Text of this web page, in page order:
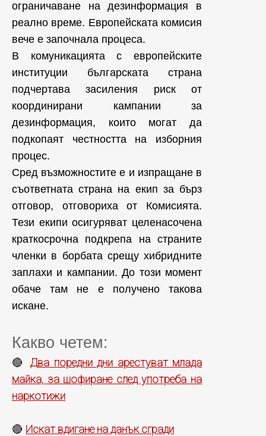
ограничаване на дезинформация в
реално време. Европейската комисия
вече е започнала процеса.
В комуникацията с европейските
институции българската страна
подчертава засиления риск от
координирани кампании за
дезинформация, които могат да
подкопаят честността на изборния
процес.
Сред възможностите е и изпращане в
съответната страна на екип за бърз
отговор, отговориха от Комисията.
Тези екипи осигуряват целенасочена
краткосрочна подкрепа на страните
членки в борбата срещу хибридните
заплахи и кампании. До този момент
обаче там не е получено такова
искане.
Какво четем:
🔴 Два поредни дни арестуват млада
майка, за шофиране след употреба на
наркотижи
🔴 Искат вдигане на данък сгради